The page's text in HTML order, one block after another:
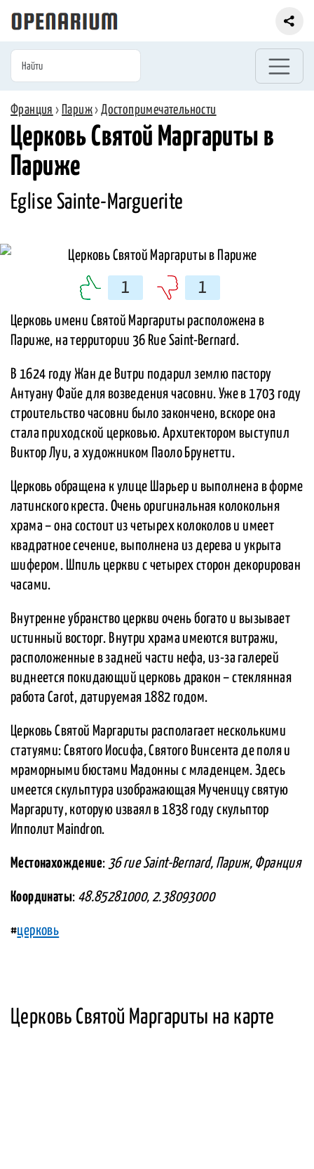
Франция › Париж›Достопримечательности
Церковь Святой Маргариты в
Париже
Eglise Sainte-Marguerite
1 1
Церковь имени Святой Маргариты расположена в
Париже, на территории 36 Rue Saint-Bernard.
В 1624 году Жан де Витри подарил землю пастору
Антуану Файе для возведения часовни. Уже в 1703 году
строительство часовни было закончено, вскоре она
стала приходской церковью. Архитектором выступил
Виктор Луи, а художником Паоло Брунетти.
Церковь обращена к улице Шарьер и выполнена в форме
латинского креста. Очень оригинальная колокольня
храма – она состоит из четырех колоколов и имеет
квадратное сечение, выполнена из дерева и укрыта
шифером. Шпиль церкви с четырех сторон декорирован
часами.
Внутренне убранство церкви очень богато и вызывает
истинный восторг. Внутри храма имеются витражи,
расположенные в задней части нефа, из-за галерей
виднеется покидающий церковь дракон – стеклянная
работа Carot, датируемая 1882 годом.
Церковь Святой Маргариты располагает несколькими
статуями: Святого Иосифа, Святого Винсента де поля и
мраморными бюстами Мадонны с младенцем. Здесь
имеется скульптура изображающая Мученицу святую
Маргариту, которую изваял в 1838 году скульптор
Ипполит Maindron.
Местонахождение: 36 rue Saint-Bernard, Париж, Франция
Координаты: 48.85281000, 2.38093000
#церковь
Церковь Святой Маргариты на карте